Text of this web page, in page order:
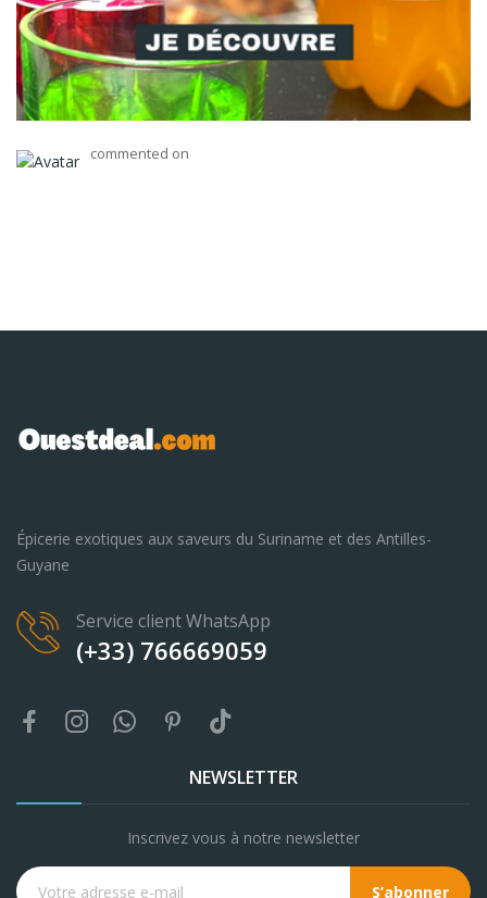
commented on
Épicerie exotiques aux saveurs du Suriname et des Antilles-
Guyane
Service client WhatsApp
(+33) 766669059
NEWSLETTER
Inscrivez vous à notre newsletter
S’abonner